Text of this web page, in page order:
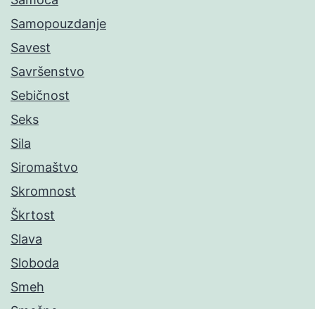
Samopouzdanje
Savest
Savršenstvo
Sebičnost
Seks
Sila
Siromaštvo
Skromnost
Škrtost
Slava
Sloboda
Smeh